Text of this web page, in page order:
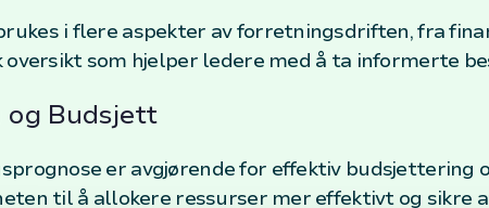
i flere aspekter av forretningsdriften, fra
som hjelper ledere med å ta informerte
og Budsjett
er avgjørende for effektiv budsjettering
til å allokere ressurser mer effektivt og sikre